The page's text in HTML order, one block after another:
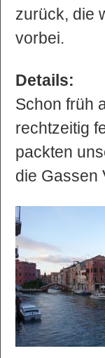
zurück, die
vorbei.
Details:
Schon früh
rechtzeitig
packten
die Gassen